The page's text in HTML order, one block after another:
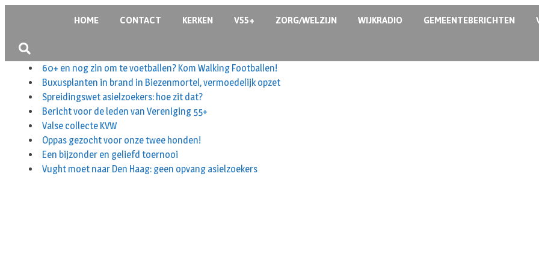
HOME CONTACT KERKEN V55+ ZORG/WELZIJN WIJKRADIO GEMEENTEBERICHTEN
60+ en nog zin om te voetballen? Kom Walking Footballen!
Buxusplanten in brand in Biezenmortel, vermoedelijk opzet
Spreidingswet asielzoekers: hoe zit dat?
Bericht voor de leden van Vereniging 55+
Valse collecte KVW
Oppas gezocht voor onze twee honden!
Een bijzonder en geliefd toernooi
Vught moet naar Den Haag: geen opvang asielzoekers